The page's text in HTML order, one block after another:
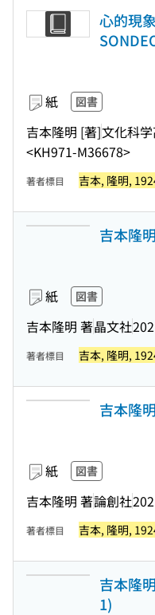
心的現
紙 図書
吉本隆明 [著]文化科
<KH971-M36678>
著者標目 吉本, 隆明,
吉本隆
紙 図書
吉本隆明 著晶文社
著者標目 吉本, 隆明,
吉本隆
紙 図書
吉本隆明 著論創社
著者標目 吉本, 隆明,
吉本隆
1)